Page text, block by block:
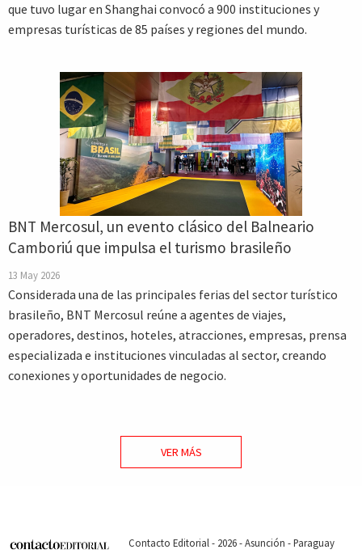
que tuvo lugar en Shanghai convocó a 900 instituciones y
empresas turísticas de 85 países y regiones del mundo.
BNT Mercosul, un evento clásico del Balneario
Camboriú que impulsa el turismo brasileño
13 May 2026
Considerada una de las principales ferias del sector turístico
brasileño, BNT Mercosul reúne a agentes de viajes,
operadores, destinos, hoteles, atracciones, empresas, prensa
especializada e instituciones vinculadas al sector, creando
conexiones y oportunidades de negocio.
VER MÁS
Contacto Editorial - 2026 - Asunción - Paraguay